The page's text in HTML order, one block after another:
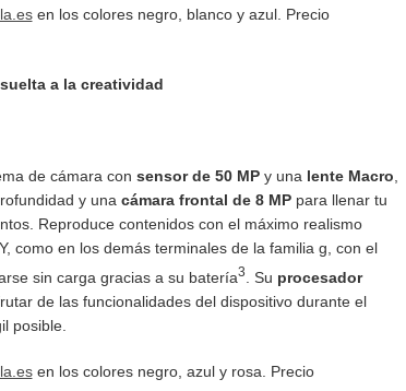
en los colores negro, blanco y azul. Precio
a la creatividad
de cámara con sensor de 50 MPy una lente Macro,
y una cámara frontal de 8 MPpara llenar tu
Reproduce contenidos con el máximo realismo
como en los demás terminales de la familia g, con el
sin carga gracias a su batería3 . Su procesador
de las funcionalidades del dispositivo durante el
posible.
en los colores negro, azul y rosa. Precio